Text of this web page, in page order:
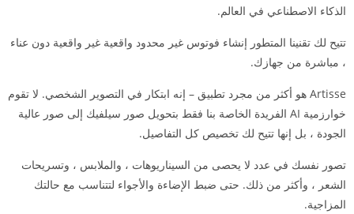
الذكاء الاصطناعي في العالم.
تتيح لك تقنينا المتطور إنشاء فوتوس غير محدود واقعية غير واقعية دون عناء
، مباشرة من جهازك.
Artisse هو أكثر من مجرد تطبيق – إنه ابتكار في التصوير الشخصي. لا تقوم
خوارزمية AI الفريدة الخاصة بنا فقط بتحويل صور سيلفيك إلى صور عالية
الجودة ، بل إنها تتيح لك تخصيص كل التفاصيل.
تصور نفسك في عدد لا يحصى من السيناريوهات ، والملابس ، وتسريحات
الشعر ، وأكثر من ذلك. حتى ضبط الإضاءة والأجواء لتتناسب مع حالتك
المزاجية.